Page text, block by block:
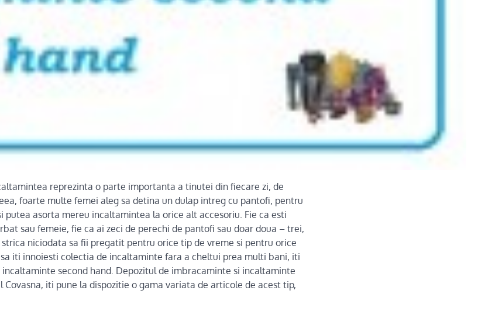
reprezinta o parte importanta a tinutei din fiecare zi, de
foarte multe femei aleg sa detina un dulap intreg cu pantofi, pentru
putea asorta mereu incaltamintea la orice alt accesoriu. Fie ca esti
sau femeie, fie ca ai zeci de perechi de pantofi sau doar doua – trei,
strica niciodata sa fii pregatit pentru orice tip de vreme si pentru orice
iti innoiesti colectia de incaltaminte fara a cheltui prea multi bani, iti
second hand. Depozitul de imbracaminte si incaltaminte
Covasna, iti pune la dispozitie o gama variata de articole de acest tip,